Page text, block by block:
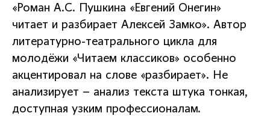
«Роман А.С. Пушкина «Евгений Онегин»
читает и разбирает Алексей Замко». Автор
литературно-театрального цикла для
молодёжи «Читаем классиков» особенно
акцентировал на слове «разбирает». Не
анализирует – анализ текста штука тонкая,
доступная узким профессионалам.